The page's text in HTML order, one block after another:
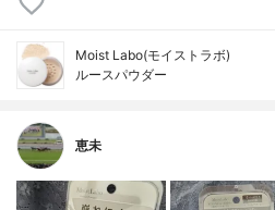
Moist Labo(モイストラボ)
ルースパウダー
恵未